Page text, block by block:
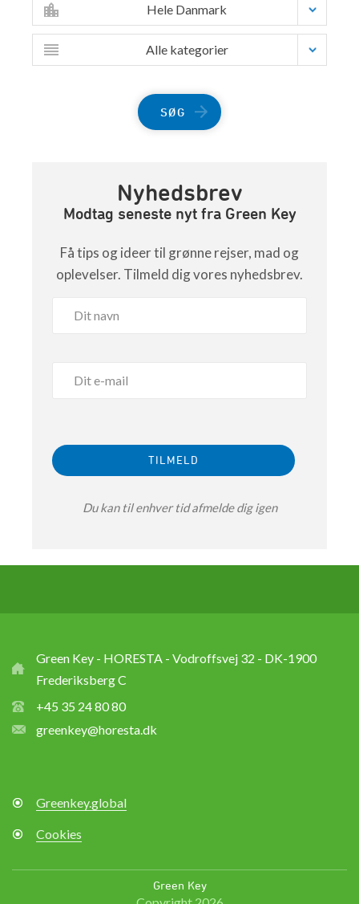
Hele Danmark
Alle kategorier
SØG
Nyhedsbrev
Modtag seneste nyt fra Green Key
Få tips og ideer til grønne rejser, mad og
oplevelser. Tilmeld dig vores nyhedsbrev.
Du kan til enhver tid afmelde dig igen
Green Key - HORESTA - Vodroffsvej 32 - DK-1900
Frederiksberg C
+45 35 24 80 80
greenkey@horesta.dk
Greenkey.global
Cookies
Green Key